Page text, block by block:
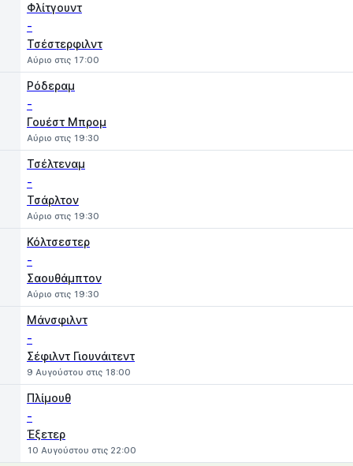
Φλίτγουντ
-
Τσέστερφιλντ
Αύριο στις 17:00
Ρόδεραμ
-
Γουέστ Μπρομ
Αύριο στις 19:30
Τσέλτεναμ
-
Τσάρλτον
Αύριο στις 19:30
Κόλτσεστερ
-
Σαουθάμπτον
Αύριο στις 19:30
Μάνσφιλντ
-
Σέφιλντ Γιουνάιτεντ
9 Αυγούστου στις 18:00
Πλίμουθ
-
Έξετερ
10 Αυγούστου στις 22:00